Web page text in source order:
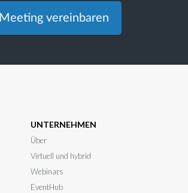
Meeting vereinbaren
UNTERNEHMEN
Über
Virtuell und hybrid
Webinars
EventHub